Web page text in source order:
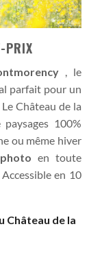
PRIX
, le
parfait pour un
Château de la
100%
ou même hiver
en toute
en 10
Château de la